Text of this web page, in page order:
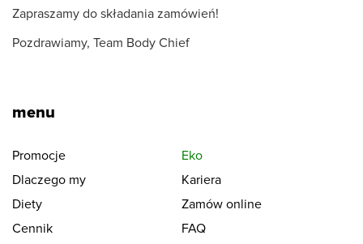
Zapraszamy do składania zamówień!
Pozdrawiamy, Team Body Chief
menu
Promocje
Eko
Dlaczego my
Kariera
Diety
Zamów online
Cennik
FAQ